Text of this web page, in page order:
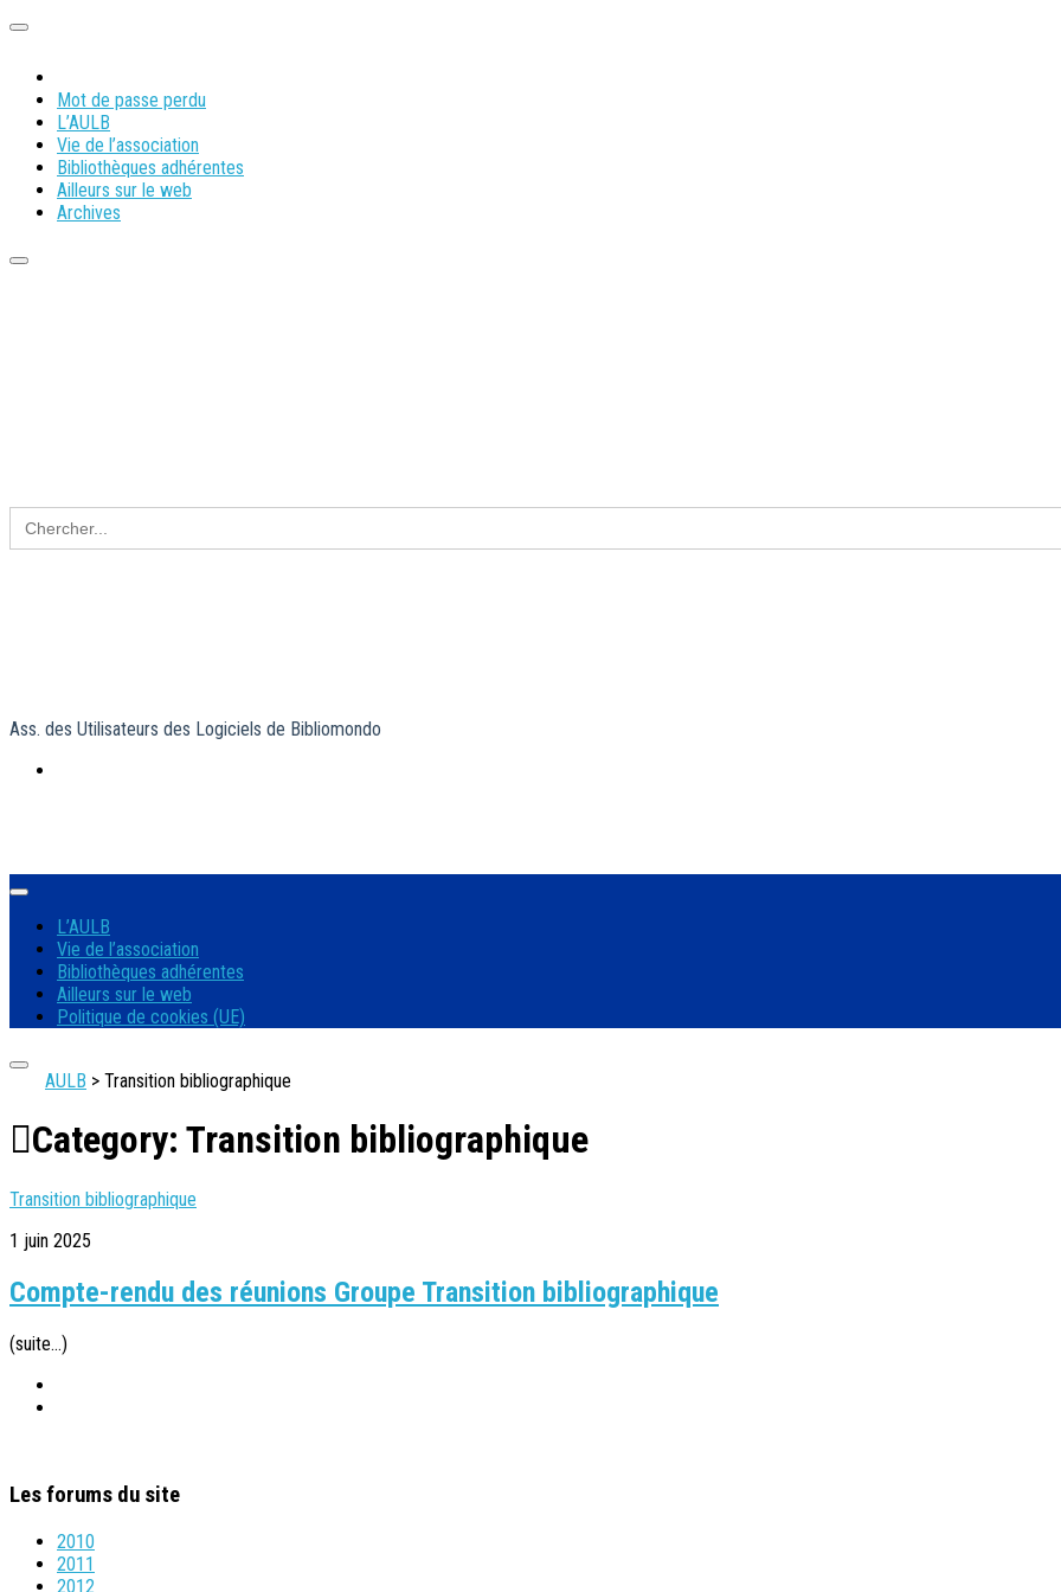
Mot de passe perdu
L’AULB
Vie de l’association
Bibliothèques adhérentes
Ailleurs sur le web
Archives
Search
for:
Ass. des Utilisateurs des Logiciels de Bibliomondo
L’AULB
Vie de l’association
Bibliothèques adhérentes
Ailleurs sur le web
Politique de cookies (UE)
AULB > Transition bibliographique
Category: Transition bibliographique
Transition bibliographique
1 juin 2025
Compte-rendu des réunions Groupe Transition bibliographique
(suite…)
Les forums du site
2010
2011
2012